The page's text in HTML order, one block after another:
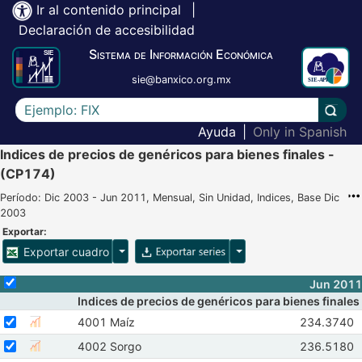
Ir al contenido principal
Declaración de accesibilidad
Sistema de Información Económica
sie@banxico.org.mx
Escriba el texto a buscar
Ayuda
Only in Spanish
Indices de precios de genéricos para bienes finales -
(CP174)
Período: Dic 2003 - Jun 2011, Mensual, Sin Unidad, Indices, Base Dic
2003
Exportar:
Exportar cuadro Opciones para exportar cuadroOpciones para exportar
Selecciona o desmarca todas las series
Jun 2011
Indices de precios de genéricos para bienes finales
Seleccione sus series
Seleccionar serie 4001 Maíz
4001 Maíz Abr 2011
234.3740
Seleccione sus series
Seleccionar serie 4002 Sorgo
4002 Sorgo Abr 2011
236.5180